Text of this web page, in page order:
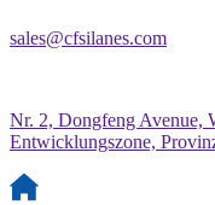
sales@cfsilanes.com
Nr. 2, Dongfeng Avenue,
Entwicklungszone,